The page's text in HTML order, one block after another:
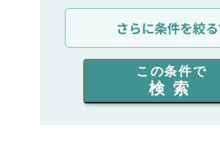
通信距離を選ぶ
出力を選ぶ
同時通話人数を選ぶ
さらに条件を絞る
この条件で
検索